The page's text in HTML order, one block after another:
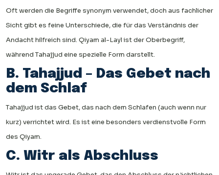
Oft werden die Begriffe synonym verwendet, doch aus fachlicher
Sicht gibt es feine Unterschiede, die für das Verständnis der
Andacht hilfreich sind. Qiyam al-Layl ist der Oberbegriff,
während Tahajjud eine spezielle Form darstellt.
B. Tahajjud – Das Gebet nach
dem Schlaf
Tahajjud ist das Gebet, das nach dem Schlafen (auch wenn nur
kurz) verrichtet wird. Es ist eine besonders verdienstvolle Form
des Qiyam.
C. Witr als Abschluss